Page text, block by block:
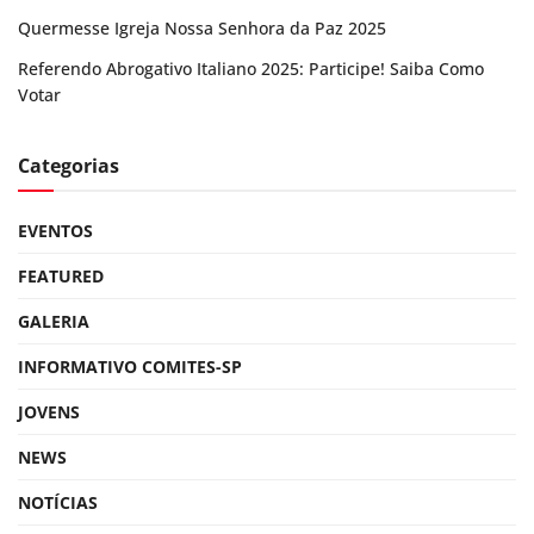
Quermesse Igreja Nossa Senhora da Paz 2025
Referendo Abrogativo Italiano 2025: Participe! Saiba Como
Votar
Categorias
EVENTOS
FEATURED
GALERIA
INFORMATIVO COMITES-SP
JOVENS
NEWS
NOTÍCIAS